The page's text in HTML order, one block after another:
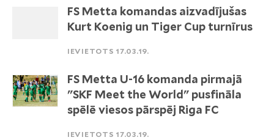
FS Metta komandas aizvadījušas
Kurt Koenig un Tiger Cup turnīrus
IEVIETOTS 17.03.19.
FS Metta U-16 komanda pirmajā
"SKF Meet the World" pusfināla
spēlē viesos pārspēj Riga FC
IEVIETOTS 17.03.19.